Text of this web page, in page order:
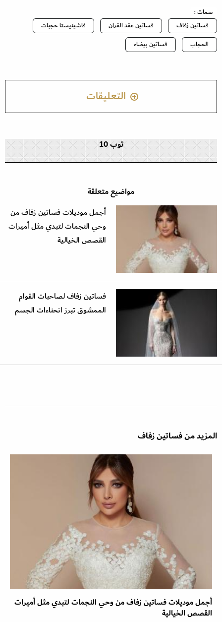
سمات :
فساتين زفاف
فساتين عقد القران
فاشينيستا حجبات
الحجاب
فساتين بيضاء
التعليقات
توب 10
مواضيع متعلقة
أجمل موديلات فساتين زفاف من
وحي النجمات لتبدي مثل أميرات
القصص الخيالية
فساتين زفاف لصاحبات القوام
الممشوق تبرز انحناءات الجسم
المزيد من فساتين زفاف
أجمل موديلات فساتين زفاف من وحي النجمات لتبدي مثل أميرات
القصص الخيالية